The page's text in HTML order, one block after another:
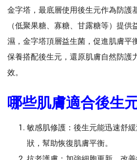
金字塔，最底層使用後生元作為防護
（低聚果糖、寡糖、甘露糖等）提
濕，金字塔頂層益生菌，促進肌膚平
保養搭配後生元，還原肌膚自然防護
效。
哪些肌膚適合後生
敏感肌修護：後生元能迅速舒
狀，幫助恢復肌膚平衡。